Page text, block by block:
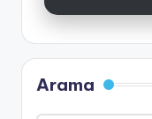
Arama